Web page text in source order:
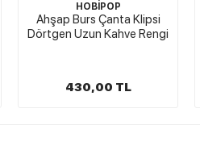
HOBİPOP
Ahşap Burs Çanta Klipsi
Dörtgen Uzun Kahve Rengi
430,00 TL